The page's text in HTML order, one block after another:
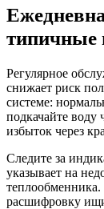
типичные
Регулярное
снижает риск
системе:
подкачайте воду
избыток через
Следите за
указывает на
расшифровку